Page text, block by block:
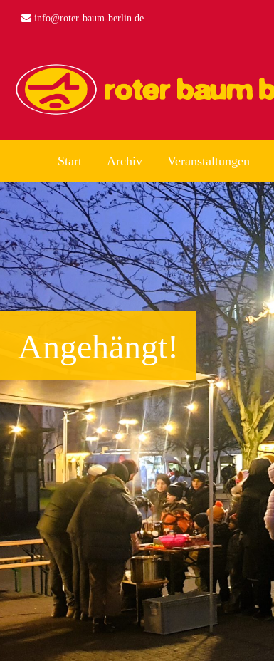
info@roter-baum-berlin.de
Start Archiv Veranstaltungen
Angehängt!